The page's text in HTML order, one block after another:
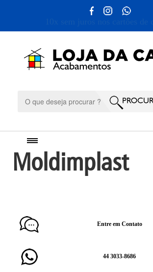
Moldimplast
Entre em Contato
44 3033-8686